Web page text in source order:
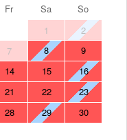
Fr Sa
So
1
2
7 8
9
14 15
16
21 22
23
28 29
30